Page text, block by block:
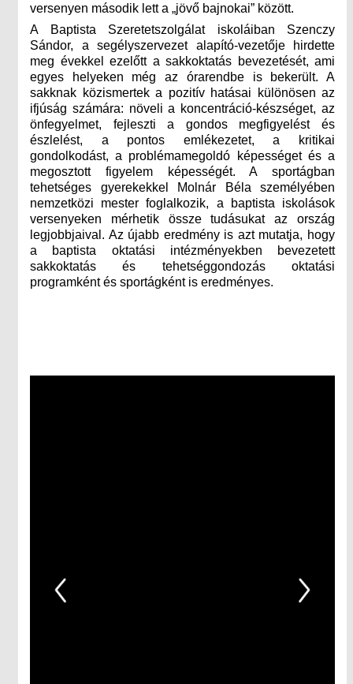
versenyen második lett a „jövő bajnokai” között.
A Baptista Szeretetszolgálat iskoláiban Szenczy
Sándor, a segélyszervezet alapító-vezetője hirdette
meg évekkel ezelőtt a sakkoktatás bevezetését, ami
egyes helyeken még az órarendbe is bekerült. A
sakknak közismertek a pozitív hatásai különösen az
ifjúság számára: növeli a koncentráció-készséget, az
önfegyelmet, fejleszti a gondos megfigyelést és
észlelést, a pontos emlékezetet, a kritikai
gondolkodást, a problémamegoldó képességet és a
megosztott figyelem képességét. A sportágban
tehetséges gyerekekkel Molnár Béla személyében
nemzetközi mester foglalkozik, a baptista iskolások
versenyeken mérhetik össze tudásukat az ország
legjobbjaival. Az újabb eredmény is azt mutatja, hogy
a baptista oktatási intézményekben bevezetett
sakkoktatás és tehetséggondozás oktatási
programként és sportágként is eredményes.